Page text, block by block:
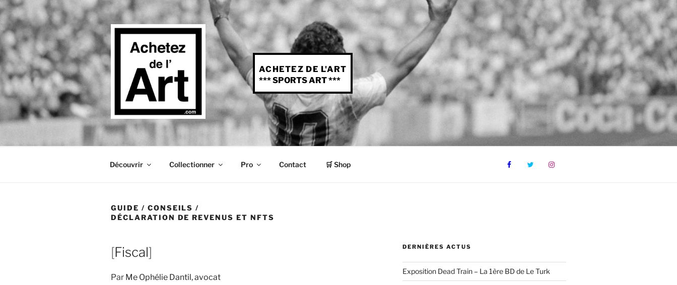
Aller
au
contenu
principal
ACHETEZ DE L'ART
*** SPORTS ART ***
Découvrir Collectionner Pro Contact 🛒 Shop
GUIDE / CONSEILS /
DÉCLARATION DE REVENUS ET NFTS
[Fiscal]
Par Me Ophélie Dantil, avocat
DERNIÈRES ACTUS
Exposition Dead Train – La 1ère BD de Le Turk